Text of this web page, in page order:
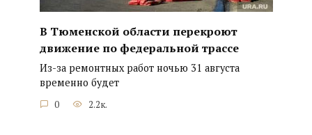
В Тюменской области перекроют
движение по федеральной трассе
Из-за ремонтных работ ночью 31 августа
временно будет
0 2.2к.